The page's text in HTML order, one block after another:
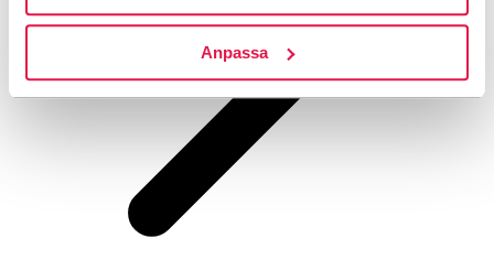
Anpassa